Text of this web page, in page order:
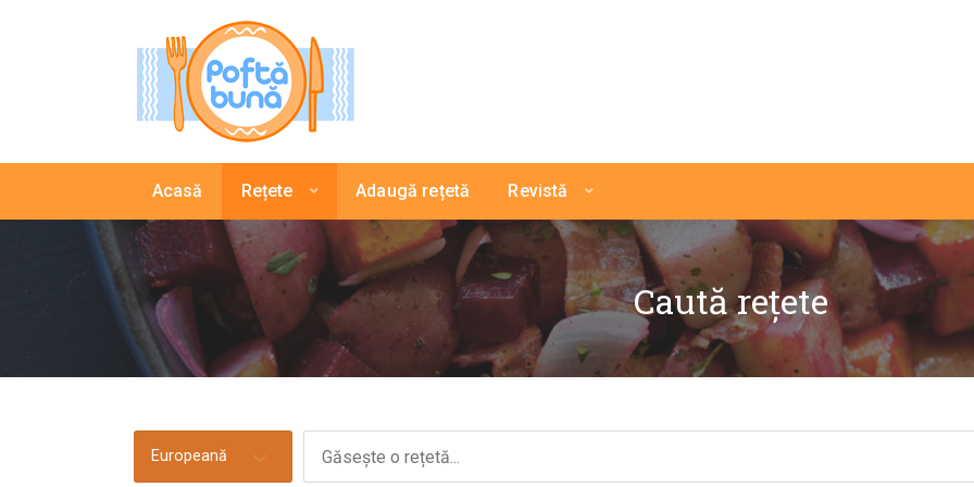
Acasă Rețete Adaugă rețetă Revistă
Caută rețete
Europeană